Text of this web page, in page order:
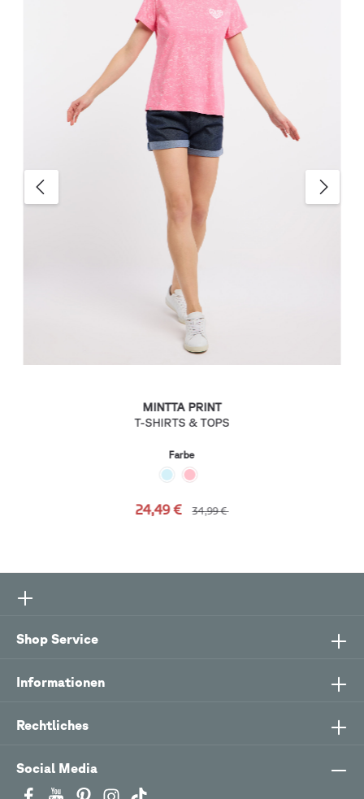
MINTTA PRINT
T-SHIRTS & TOPS
Farbe
24,49 € 34,99 €
Social Media
Shop Service
Informationen
Rechtliches